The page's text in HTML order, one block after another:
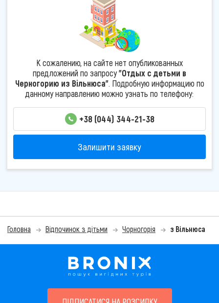
К сожалению, на сайте нет опубликованных
предложений по запросу"Отдых с детьми в
Черногорию из Вільнюса". Подробную информацию по
данному направлению можно узнать по телефону:
+38 (044) 344-21-38
Залишити заявку
Головна Відпочинок з дітьми Чорногорія з Вільнюса